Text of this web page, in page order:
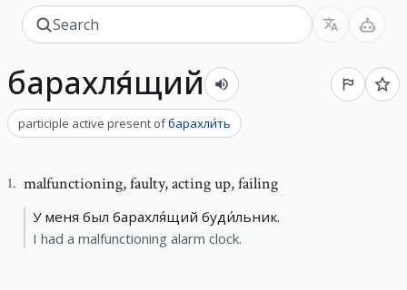
барахля́щий
participle active present ofбарахли́ть
1. malfunctioning,faulty, acting up, failing
У меня был барахля́щий буди́льник.
I had a malfunctioning alarm clock.